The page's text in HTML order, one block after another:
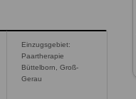
Einzugsgebiet:
Paartherapie
Büttelborn, Groß-
Gerau